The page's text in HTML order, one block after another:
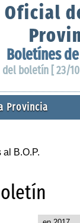
Boletínes de
del boletín [ 23/
Provincia
B.O.P.